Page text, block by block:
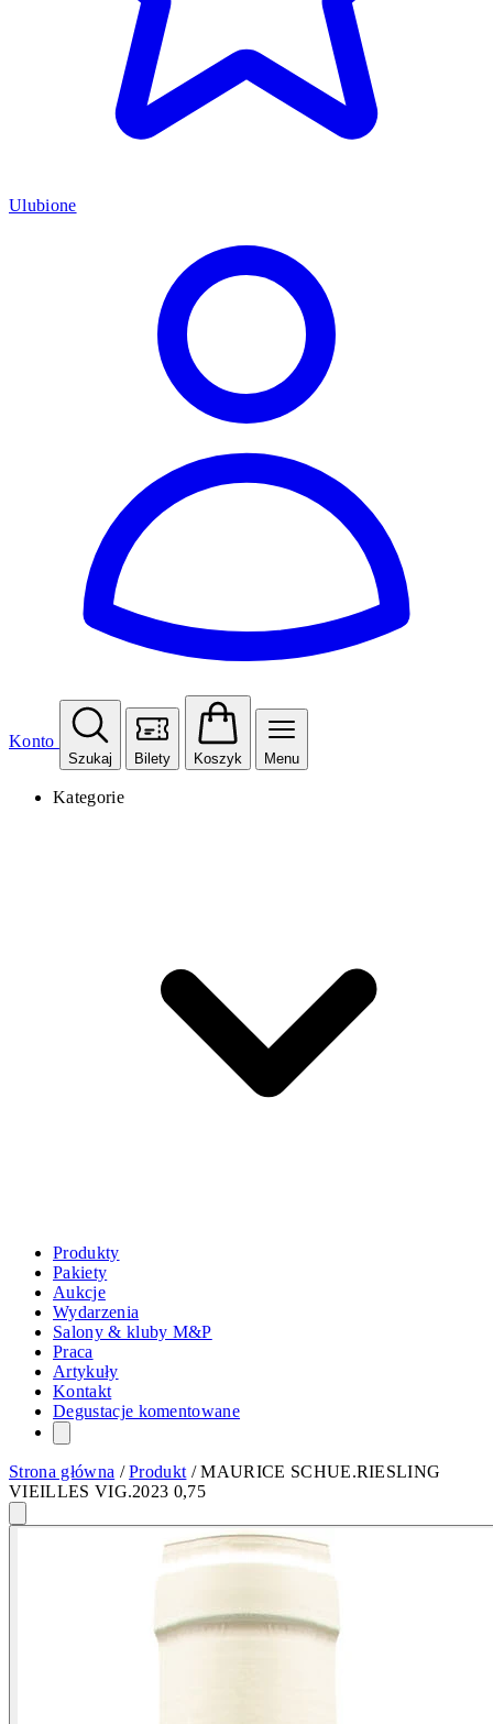
Ulubione
Konto
Szukaj Bilety Koszyk Menu
Kategorie
Produkty
Pakiety
Aukcje
Wydarzenia
Salony & kluby M&P
Praca
Artykuły
Kontakt
Degustacje komentowane
Strona główna /Produkt /MAURICE SCHUE.RIESLING
VIEILLES VIG.2023 0,75